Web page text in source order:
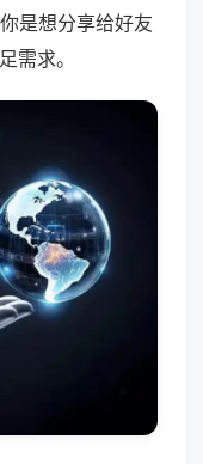
是想分享给好友
需求。